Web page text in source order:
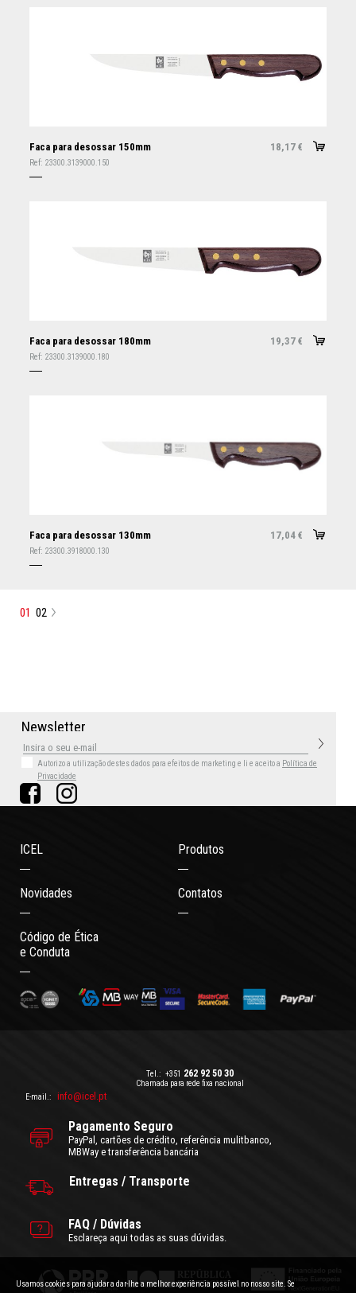
Faca para desossar 150mm 18,17 €
Ref: 23300.3139000.150
Faca para desossar 180mm 19,37 €
Ref: 23300.3139000.180
Faca para desossar 130mm 17,04 €
Ref: 23300.3918000.130
01 02
Newsletter
Autorizo a utilização destes dados para efeitos de marketing e li e aceito a Política de
Privacidade
ICEL Produtos
Novidades Contatos
Código de Ética
e Conduta
Tel.: +351 262 92 50 30
Chamada para rede fixa nacional
E-mail.:
info@icel.pt
Pagamento Seguro
PayPal, cartões de crédito, referência mulitbanco,
MBWay e transferência bancária
Entregas / Transporte
FAQ / Dúvidas
Esclareça aqui todas as suas dúvidas.
Usamos cookies para ajudar a dar-lhe a melhor experiência possível no nosso site. Se